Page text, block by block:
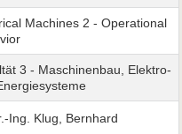
Machines 2 - Operational
3 - Maschinenbau, Elektro-
Ing. Klug, Bernhard